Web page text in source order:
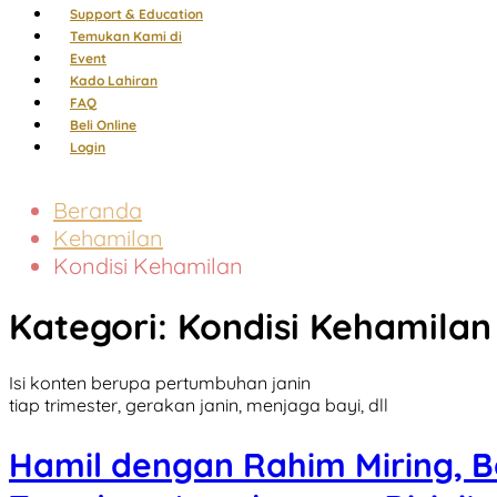
Support & Education
Temukan Kami di
Event
Kado Lahiran
FAQ
Beli Online
Login
Beranda
Kehamilan
Kondisi Kehamilan
Kategori: Kondisi Kehamilan
Isi konten berupa pertumbuhan janin
tiap trimester, gerakan janin, menjaga bayi, dll
Hamil dengan Rahim Miring,